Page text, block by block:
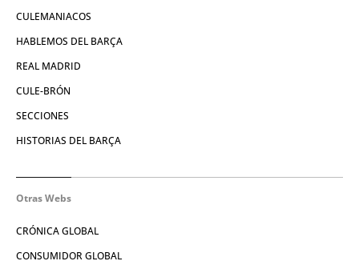
CULEMANIACOS
HABLEMOS DEL BARÇA
REAL MADRID
CULE-BRÓN
SECCIONES
HISTORIAS DEL BARÇA
Otras Webs
CRÓNICA GLOBAL
CONSUMIDOR GLOBAL